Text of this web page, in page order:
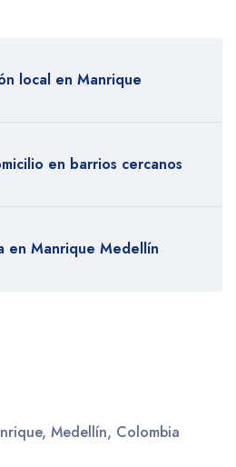
local en Manrique
en barrios cercanos
en Manrique Medellín
Medellín, Colombia